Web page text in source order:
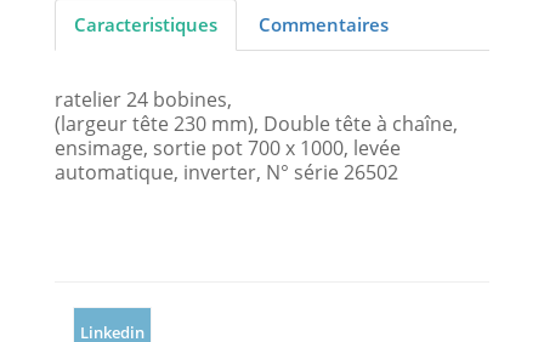
Caracteristiques Commentaires
ratelier 24 bobines,
(largeur tête 230 mm), Double tête à chaîne,
ensimage, sortie pot 700 x 1000, levée
automatique, inverter, N° série 26502
Linkedin